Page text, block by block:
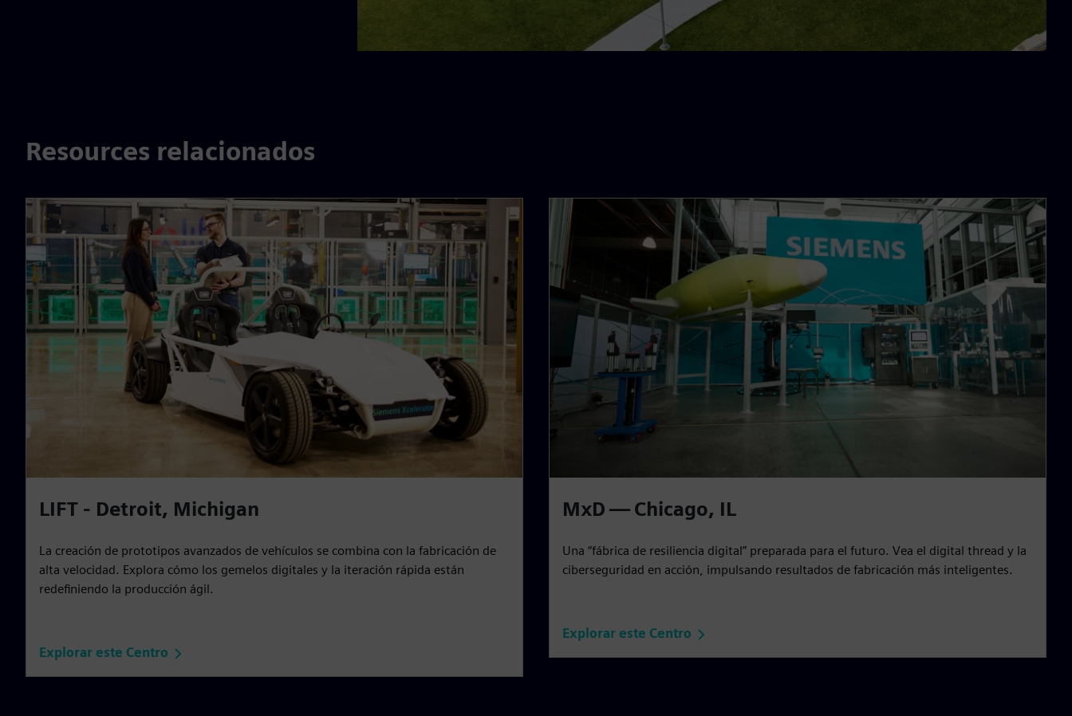
Resources relacionados
LIFT - Detroit, Michigan
La creación de prototipos avanzados de vehículos se combina con la fabricación de
alta velocidad. Explora cómo los gemelos digitales y la iteración rápida están
redefiniendo la producción ágil.
Explorar este Centro
MxD — Chicago, IL
Una “fábrica de resiliencia digital” preparada para el futuro. Vea el digital thread y la
ciberseguridad en acción, impulsando resultados de fabricación más inteligentes.
Explorar este Centro